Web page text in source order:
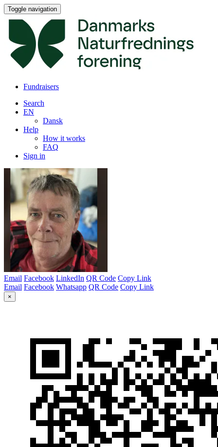
Toggle navigation
Fundraisers
Search
EN
Dansk
Help
How it works
FAQ
Sign in
Email Facebook LinkedIn QR Code Copy Link
Email Facebook Whatsapp QR Code Copy Link
×